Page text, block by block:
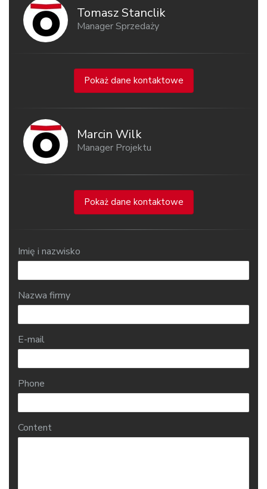
Tomasz Stanclik
Manager Sprzedaży
Pokaż dane kontaktowe
Marcin Wilk
Manager Projektu
Pokaż dane kontaktowe
Imię i nazwisko
Nazwa firmy
E-mail
Phone
Content